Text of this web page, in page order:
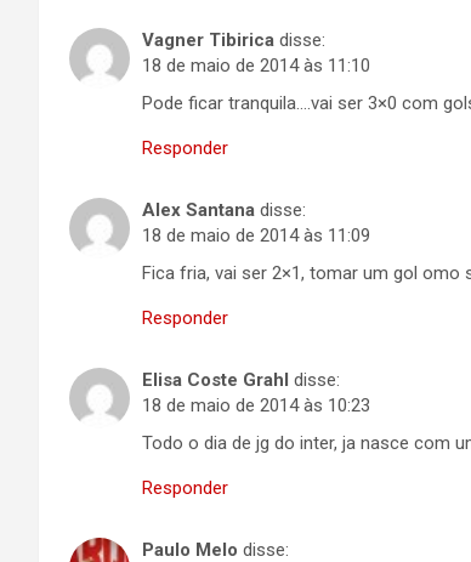
Vagner Tibirica disse:
18 de maio de 2014 às 11:10
Pode ficar tranquila….vai ser 3×0 com
Responder
Alex Santana disse:
18 de maio de 2014 às 11:09
Fica fria, vai ser 2×1, tomar um gol omo
Responder
Elisa Coste Grahl disse:
18 de maio de 2014 às 10:23
Todo o dia de jg do inter, ja nasce com
Responder
Paulo Melo disse: